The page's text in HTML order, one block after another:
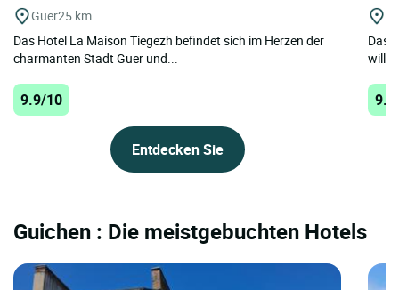
Guer25 km
Das Hotel La Maison Tiegezh befindet sich im Herzen der
charmanten Stadt Guer und...
9.9/10
Entdecken Sie
Das
Guichen : Die meistgebuchten Hotels